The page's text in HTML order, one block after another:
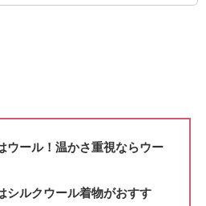
ウール！温かさ重視ならウー
シルクウール着物がおすす